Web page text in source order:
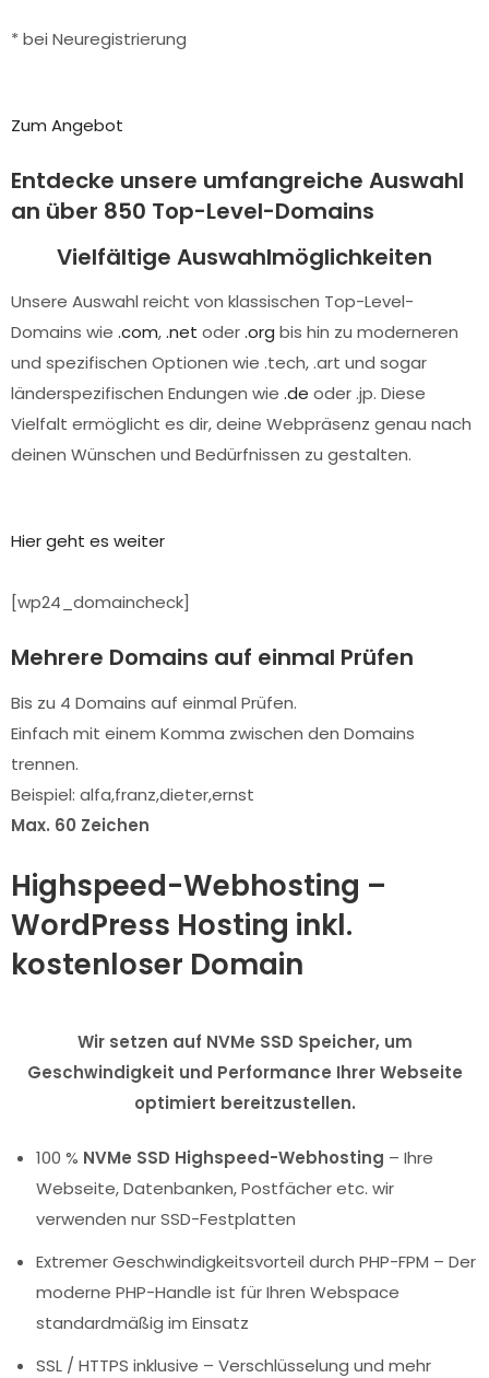
* bei Neuregistrierung
Zum Angebot
Entdecke unsere umfangreiche Auswahl
an über 850 Top-Level-Domains
Vielfältige Auswahlmöglichkeiten
Unsere Auswahl reicht von klassischen Top-Level-
Domains wie .com,.net oder.org bis hin zu moderneren
und spezifischen Optionen wie .tech, .art und sogar
länderspezifischen Endungen wie .de oder .jp. Diese
Vielfalt ermöglicht es dir, deine Webpräsenz genau nach
deinen Wünschen und Bedürfnissen zu gestalten.
Hier geht es weiter
[wp24_domaincheck]
Mehrere Domains auf einmal Prüfen
Bis zu 4 Domains auf einmal Prüfen.
Einfach mit einem Komma zwischen den Domains
trennen.
Beispiel: alfa,franz,dieter,ernst
Max. 60 Zeichen
Highspeed-Webhosting –
WordPress Hosting inkl.
kostenloser Domain
Wir setzen auf NVMe SSD Speicher, um
Geschwindigkeit und Performance Ihrer Webseite
optimiert bereitzustellen.
100 % NVMe SSD Highspeed-Webhosting – Ihre
Webseite, Datenbanken, Postfächer etc. wir
verwenden nur SSD-Festplatten
Extremer Geschwindigkeitsvorteil durch PHP-FPM – Der
moderne PHP-Handle ist für Ihren Webspace
standardmäßig im Einsatz
SSL / HTTPS inklusive – Verschlüsselung und mehr